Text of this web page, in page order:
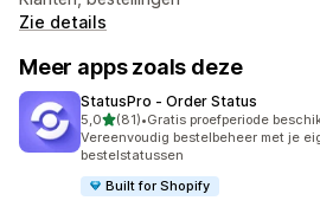
Zie details
Meer apps zoals deze
StatusPro ‑ Order Status
5,0van 5 sterren
(81)
81 recensies in totaal
•Gratis proefperiode
Vereenvoudig bestelbeheer met je
bestelstatussen
Built for Shopify